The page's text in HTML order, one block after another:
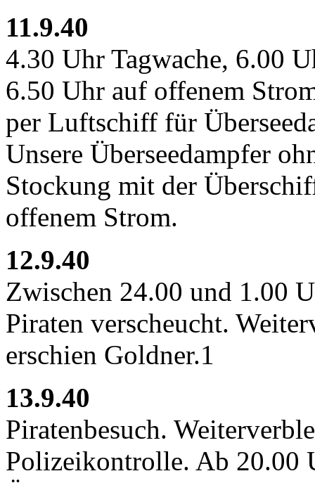
11.9.40
4.30 Uhr Tagwache, 6.00
6.50 Uhr auf offenem
per Luftschiff für
Unsere Überseedampfer
Stockung mit der
offenem Strom.
12.9.40
Zwischen 24.00 und 1.00
Piraten verscheucht.
erschien Goldner.1
13.9.40
Piratenbesuch.
Polizeikontrolle. Ab 20.00